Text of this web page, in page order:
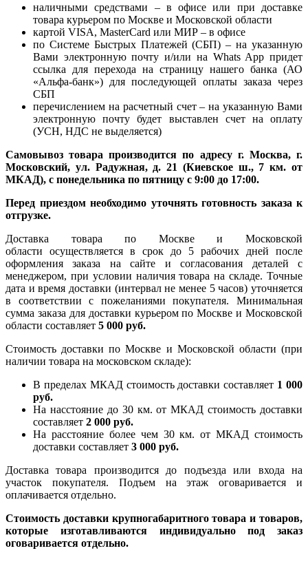
наличными средствами – в офисе или при доставке
товара курьером по Москве и Московской области
картой VISA, MasterCard или МИР – в офисе
по Системе Быстрых Платежей (СБП) – на указанную
Вами электронную почту и/или на Whats App придет
ссылка для перехода на страницу нашего банка (АО
«Альфа-банк») для последующей оплаты заказа через
СБП
перечислением на расчетный счет – на указанную Вами
электронную почту будет выставлен счет на оплату
(УСН, НДС не выделяется)
Самовывоз товара производится по адресу г. Москва, г.
Московский, ул. Радужная, д. 21 (Киевское ш., 7 км. от
МКАД), с понедельника по пятницу с 9:00 до 17:00.
Перед приездом необходимо уточнять готовность заказа к
отгрузке.
Доставка товара по Москве и Московской
области осуществляется в срок до 5 рабочих дней после
оформления заказа на сайте и согласования деталей с
менеджером, при условии наличия товара на складе. Точные
дата и время доставки (интервал не менее 5 часов) уточняется
в соответствии с пожеланиями покупателя. Минимальная
сумма заказа для доставки курьером по Москве и Московской
области составляет 5 000 руб.
Стоимость доставки по Москве и Московской области (при
наличии товара на московском складе):
В пределах МКАД стоимость доставки составляет 1 000
руб.
На насcтояние до 30 км. от МКАД стоимость доставки
составляет 2 000 руб.
На расстояние более чем 30 км. от МКАД стоимость
доставки составляет 3 000 руб.
Доставка товара производится до подъезда или входа на
участок покупателя. Подъем на этаж оговаривается и
оплачивается отдельно.
Стоимость доставки крупногабаритного товара и товаров,
которые изготавливаются индивидуально под заказ
оговаривается отдельно.